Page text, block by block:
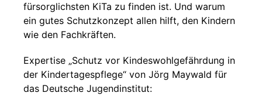
fürsorglichsten KiTa zu finden ist. Und warum
ein gutes Schutzkonzept allen hilft, den Kindern
wie den Fachkräften.
Expertise „Schutz vor Kindeswohlgefährdung in
der Kindertagespflege“ von Jörg Maywald für
das Deutsche Jugendinstitut: